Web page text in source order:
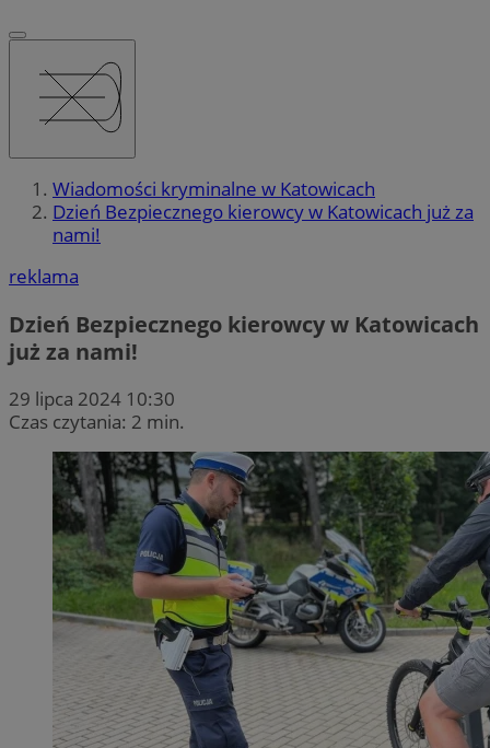
Wiadomości kryminalne w Katowicach
Dzień Bezpiecznego kierowcy w Katowicach już za
nami!
reklama
Dzień Bezpiecznego kierowcy w Katowicach
już za nami!
29 lipca 2024 10:30
Czas czytania: 2 min.